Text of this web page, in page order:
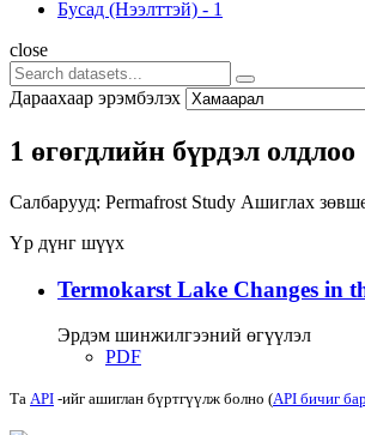
Бусад (Нээлттэй) - 1
close
Дараахаар эрэмбэлэх
1 өгөгдлийн бүрдэл олдлоо
Салбарууд: Permafrost Study Ашиглах
Үр дүнг шүүх
Termokarst Lake Changes in
Эрдэм шинжилгээний өгүүлэл
PDF
Та API -ийг ашиглан бүртгүүлж болно (API бичиг